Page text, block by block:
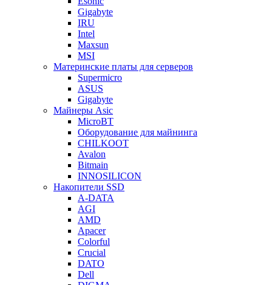
Gigabyte
IRU
Intel
Maxsun
MSI
Материнские платы для серверов
Supermicro
ASUS
Gigabyte
Майнеры Asic
MicroBT
Оборудование для майнинга
CHILKOOT
Avalon
Bitmain
INNOSILICON
Накопители SSD
A-DATA
AGI
AMD
Apacer
Colorful
Crucial
DATO
Dell